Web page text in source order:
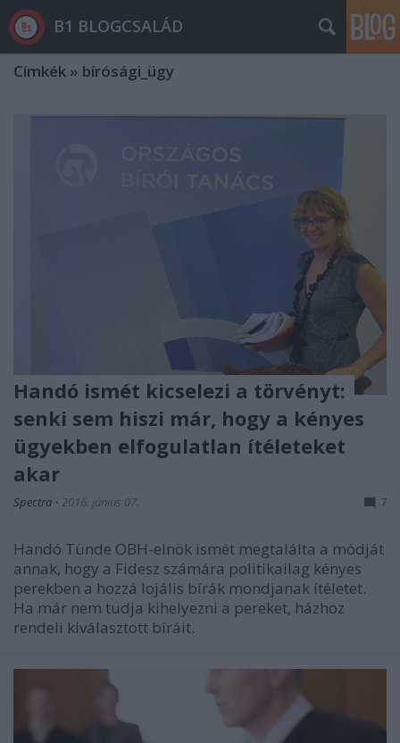
B1 BLOGCSALÁD
Címkék » bírósági_ügy
Handó ismét kicselezi a törvényt:
senki sem hiszi már, hogy a kényes
ügyekben elfogulatlan ítéleteket
akar
Spectra • 2016. június 07. 7
Handó Tünde OBH-elnök ismét megtalálta a módját
annak, hogy a Fidesz számára politikailag kényes
perekben a hozzá lojális bírák mondjanak ítéletet.
Ha már nem tudja kihelyezni a pereket, házhoz
rendeli kiválasztott bíráit.